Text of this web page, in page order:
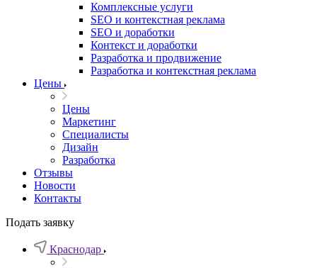
Комплексные услуги
SEO и контекстная реклама
SEO и доработки
Контекст и доработки
Разработка и продвижение
Разработка и контекстная реклама
Цены
Цены
Маркетинг
Специалисты
Дизайн
Разработка
Отзывы
Новости
Контакты
Подать заявку
Краснодар